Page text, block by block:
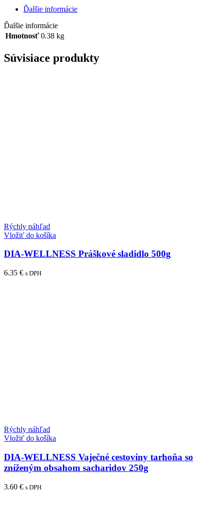
vitamínom
380g
Ďalšie informácie
Ďalšie informácie
Hmotnosť 0.38 kg
Súvisiace produkty
Rýchly náhľad
Vložiť do košíka
DIA-WELLNESS Práškové sladidlo 500g
6.35 € s DPH
Rýchly náhľad
Vložiť do košíka
DIA-WELLNESS Vaječné cestoviny tarhoňa so
zníženým obsahom sacharidov 250g
3.60 € s DPH